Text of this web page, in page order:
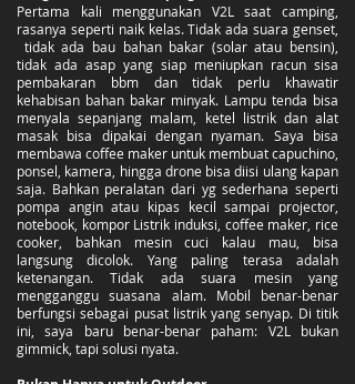
Pertama kali menggunakan V2L saat camping,
rasanya seperti naik kelas. Tidak ada suara genset,
tidak ada bau bahan bakar (solar atau bensin),
tidak ada asap yang siap meniupkan racun sisa
pembakaran bbm dan tidak perlu khawatir
kehabisan bahan bakar minyak. Lampu tenda bisa
menyala sepanjang malam, ketel listrik dan alat
masak bisa dipakai dengan nyaman. Saya bisa
membawa coffee maker untuk membuat capuchino,
ponsel, kamera, hingga drone bisa diisi ulang kapan
saja. Bahkan peralatan dari yg sederhana seperti
pompa angin atau kipas kecil sampai projector,
notebook, kompor Listrik induksi, coffee maker, rice
cooker, bahkan mesin cuci kalau mau, bisa
langsung dicolok. Yang paling terasa adalah
ketenangan. Tidak ada suara mesin yang
mengganggu suasana alam. Mobil benar-benar
berfungsi sebagai pusat listrik yang senyap. Di titik
ini, saya baru benar-benar paham: V2L bukan
gimmick, tapi solusi nyata.